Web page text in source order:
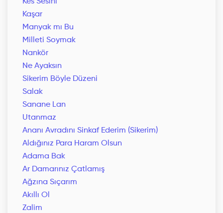
Kaşar
Manyak mı Bu
Milleti Soymak
Nankör
Ne Ayaksın
Sikerim Böyle Düzeni
Salak
Sanane Lan
Utanmaz
Ananı Avradını Sinkaf Ederim (Sikerim)
Aldığınız Para Haram Olsun
Adama Bak
Ar Damarınız Çatlamış
Ağzına Sıçarım
Akıllı Ol
Zalim